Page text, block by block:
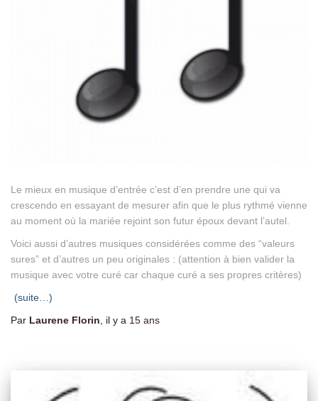
Le mieux en musique d’entrée c’est d’en prendre une qui va
crescendo en essayant de mesurer afin que le plus rythmé vienne
au moment où la mariée rejoint son futur époux devant l’autel.
Voici aussi d’autres musiques considérées comme des “valeurs
sures” et d’autres un peu originales : (attention à bien valider la
musique avec votre curé car chaque curé a ses propres critères)
(suite…)
Par Laurene Florin , il y a 15 ans